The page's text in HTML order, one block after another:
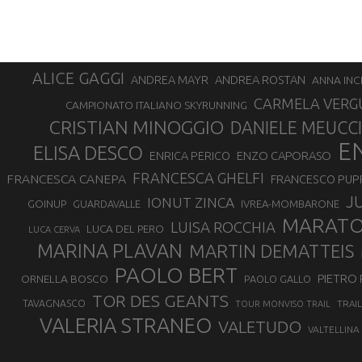
ALICE GAGGI ANDREA MAYR ANDREA ROSTAN ANNA
CAMPIONATO ITALIANO SKYRUNNING CARMELA
CRISTIAN MINOGGIO DANIELE MEUCCI
ELISA DESCO ENRICA PERICO ENZO CAPORASO
FRANCESCA CANEPA FRANCESCA GHELFI FRANCESCO
GOINUP GUARDAVALLE IONUT ZINCA IVREA-MOMBARONE
LUCA CERVA LUCA DEL PERO LUISA ROCCHIA
MARINA PLAVAN MARTIN DEMATTEIS
ORNELLA BOSCO PAOLO BERT PAOLO GALLO PIETRO
TAVAGNASCO TOR DES GEANTS TOUR MONVISO TRAIL
VALERIA STRANEO VALETUDO VALTELLINA